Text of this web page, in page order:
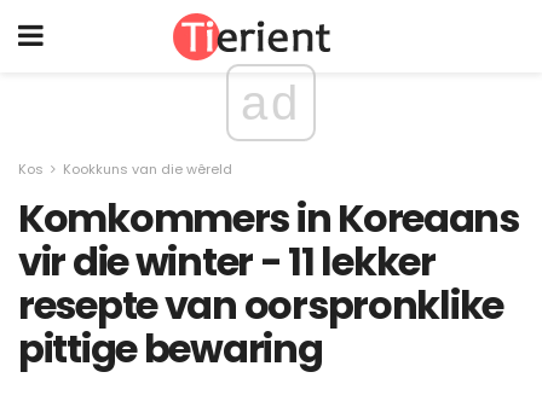
ad
Kos Kookkuns van die wêreld
Komkommers in Koreaans
vir die winter - 11 lekker
resepte van oorspronklike
pittige bewaring